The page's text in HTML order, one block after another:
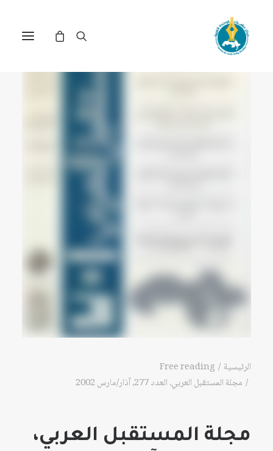
الرئيسية
Free reading
مجلة المستقبل العربي، العدد 277، آذار/مارس 2002
مجلة المستقبل العربي،